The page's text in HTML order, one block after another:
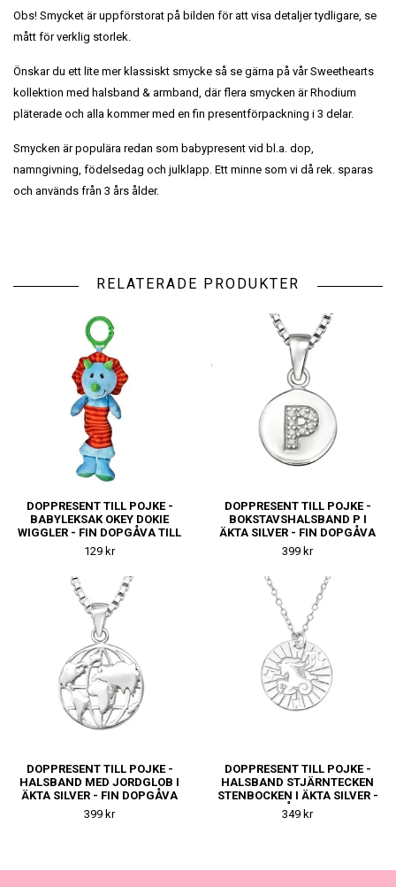
Obs! Smycket är uppförstorat på bilden för att visa detaljer tydligare, se
mått för verklig storlek.
Önskar du ett lite mer klassiskt smycke så se gärna på vår Sweethearts
kollektion med halsband & armband, där flera smycken är Rhodium
pläterade och alla kommer med en fin presentförpackning i 3 delar.
Smycken är populära redan som babypresent vid bl.a. dop,
namngivning, födelsedag och julklapp. Ett minne som vi då rek. sparas
och används från 3 års ålder.
RELATERADE PRODUKTER
DOPPRESENT TILL POJKE -
BABYLEKSAK OKEY DOKIE
WIGGLER - FIN DOPGÅVA TILL
KILLE
129 kr
DOPPRESENT TILL POJKE -
BOKSTAVSHALSBAND P I
ÄKTA SILVER - FIN DOPGÅVA
TILL KILLE
399 kr
DOPPRESENT TILL POJKE -
HALSBAND MED JORDGLOB I
ÄKTA SILVER - FIN DOPGÅVA
TILL KILLE
399 kr
DOPPRESENT TILL POJKE -
HALSBAND STJÄRNTECKEN
STENBOCKEN I ÄKTA SILVER -
FIN DOPGÅVA TILL KILLE
349 kr